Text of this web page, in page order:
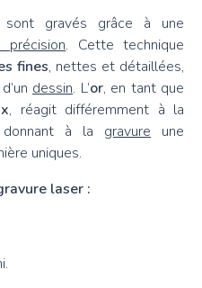
sont gravés grâce à une
. Cette technique
fines, nettes et détaillées,
dessin. L’or, en tant que
, réagit différemment à la
à la gravure une
uniques.
laser :